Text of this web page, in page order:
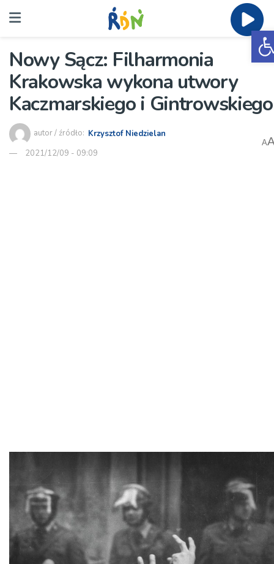
Nowy Sącz: Filharmonia
Krakowska wykona utwory
Kaczmarskiego i Gintrowskiego
autor / źródło: Krzysztof Niedzielan
2021/12/09 - 09:09
A